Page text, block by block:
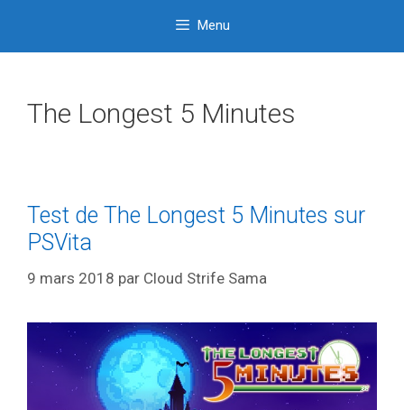
Menu
The Longest 5 Minutes
Test de The Longest 5 Minutes sur
PSVita
9 mars 2018 par Cloud Strife Sama